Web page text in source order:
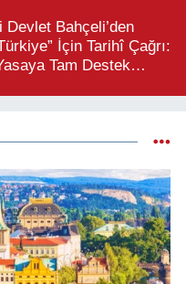
Devlet Bahçeli’den
İçin Tarihî Çağrı:
Tam Destek